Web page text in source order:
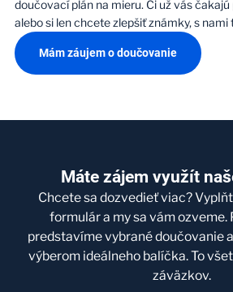
doučovací plán na mieru. Či už vás čakajú
alebo si len chcete zlepšiť známky, s nami
Mám záujem o doučovanie
Máte zájem využít
Chcete sa dozvedieť viac?
formulár a my sa vám ozveme.
predstavíme vybrané doučovanie
výberom ideálneho balíčka. To
záväzkov.